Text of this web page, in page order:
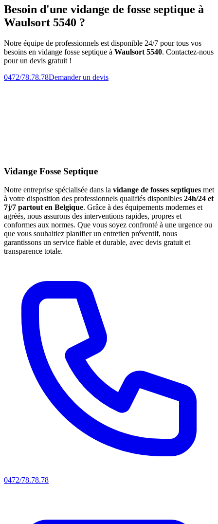
Besoin d'une vidange de fosse septique à
Waulsort 5540 ?
Notre équipe de professionnels est disponible 24/7 pour tous vos
besoins en vidange fosse septique à Waulsort 5540. Contactez-nous
pour un devis gratuit !
0472/78.78.78Demander un devis
Vidange Fosse Septique
Notre entreprise spécialisée dans la vidange de fosses septiques met
à votre disposition des professionnels qualifiés disponibles 24h/24 et
7j/7 partout en Belgique. Grâce à des équipements modernes et
agréés, nous assurons des interventions rapides, propres et
conformes aux normes. Que vous soyez confronté à une urgence ou
que vous souhaitiez planifier un entretien préventif, nous
garantissons un service fiable et durable, avec devis gratuit et
transparence totale.
0472/78.78.78